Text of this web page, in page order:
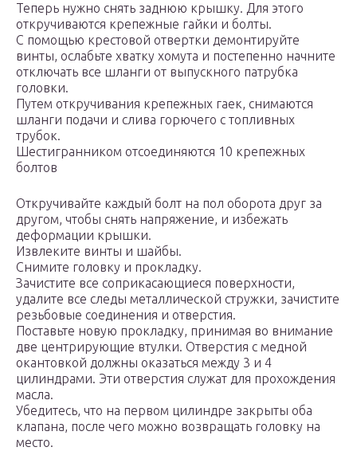
Теперь нужно снять заднюю крышку. Для этого
откручиваются крепежные гайки и болты.
С помощью крестовой отвертки демонтируйте
винты, ослабьте хватку хомута и постепенно начните
отключать все шланги от выпускного патрубка
головки.
Путем откручивания крепежных гаек, снимаются
шланги подачи и слива горючего с топливных
трубок.
Шестигранником отсоединяются 10 крепежных
болтов
Откручивайте каждый болт на пол оборота друг за
другом, чтобы снять напряжение, и избежать
деформации крышки.
Извлеките винты и шайбы.
Снимите головку и прокладку.
Зачистите все соприкасающиеся поверхности,
удалите все следы металлической стружки, зачистите
резьбовые соединения и отверстия.
Поставьте новую прокладку, принимая во внимание
две центрирующие втулки. Отверстия с медной
окантовкой должны оказаться между 3 и 4
цилиндрами. Эти отверстия служат для прохождения
масла.
Убедитесь, что на первом цилиндре закрыты оба
клапана, после чего можно возвращать головку на
место.